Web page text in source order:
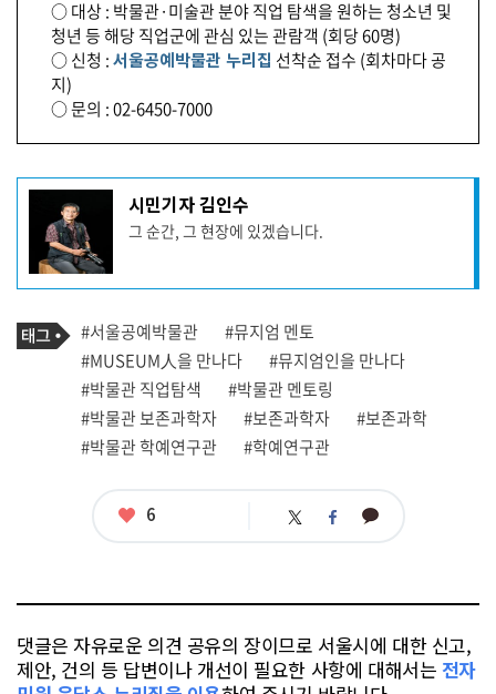
○ 대상 : 박물관·미술관 분야 직업 탐색을 원하는 청소년 및
청년 등 해당 직업군에 관심 있는 관람객 (회당 60명)
○ 신청 :서울공예박물관 누리집 선착순 접수 (회차마다 공
지)
○ 문의 : 02-6450-7000
기
성
자
프
필
시민기자 김인수
그 순간, 그 현장에 있겠습니다.
기
사
관
련
태
그
태
그
#서울공예박물관
#뮤지엄 멘토
#MUSEUM人을 만나다
#뮤지엄인을 만나다
#박물관 직업탐색
#박물관 멘토링
#박물관 보존과학자
#보존과학자
#보존과학
#박물관 학예연구관
#학예연구관
좋
6 트 페 카
댓글은 자유로운 의견 공유의 장이므로 서울시에 대한 신고,
제안, 건의 등 답변이나 개선이 필요한 사항에 대해서는 전자